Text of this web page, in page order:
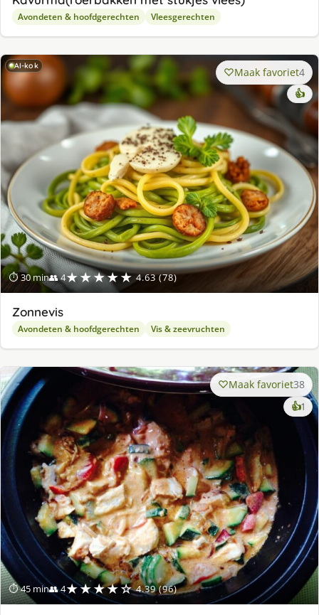
Avondeten & hoofdgerechten Vleesgerechten
AI-kok
⏱ 30 min👥 4★★★★★ 4.63 (78)
Maak favoriet4
👍
Zonnevis
Avondeten & hoofdgerechten Vis & zeevruchten
⏱ 45 min👥 4★★★★☆ 4.39 (96)
Maak favoriet38
👍1